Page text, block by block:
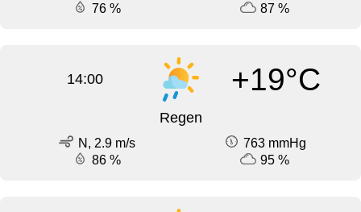
76 %
87 %
14:00 +19°C
Regen
N, 2.9 m/s
763 mmHg
86 %
95 %